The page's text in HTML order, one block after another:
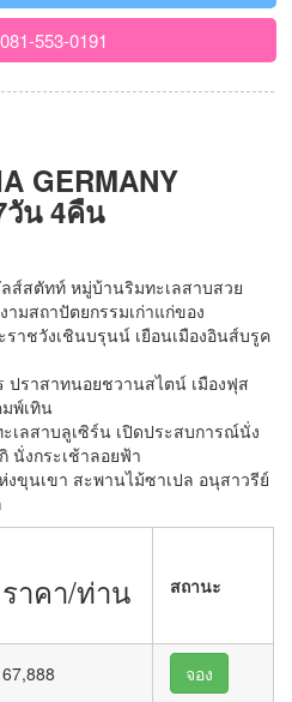
553-0191
GERMANY
วัน 4คืน
ลส์สตัทท์ หมู่บ้านริมทะเลสาบสวย
มสถาปัตยกรรมเก่าแก่ของ
าชวังเชินบรุนน์ เยือนเมืองอินส์บรูค
ปราสาทนอยชวานสไตน์ เมืองฟุส
มพ์เทิน
เลสาบลูเซิร์น เปิดประสบการณ์นั่ง
นั่งกระเช้าลอยฟ้า
ขุนเขา สะพานไม้ซาเปล อนุสาวรีย์
ราคา/ท่าน สถานะ
67,888 จอง